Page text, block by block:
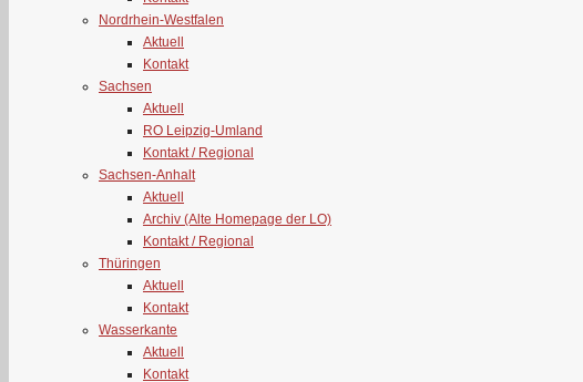
Nordrhein-Westfalen
Aktuell
Kontakt
Sachsen
Aktuell
RO Leipzig-Umland
Kontakt / Regional
Sachsen-Anhalt
Aktuell
Archiv (Alte Homepage der LO)
Kontakt / Regional
Thüringen
Aktuell
Kontakt
Wasserkante
Aktuell
Kontakt